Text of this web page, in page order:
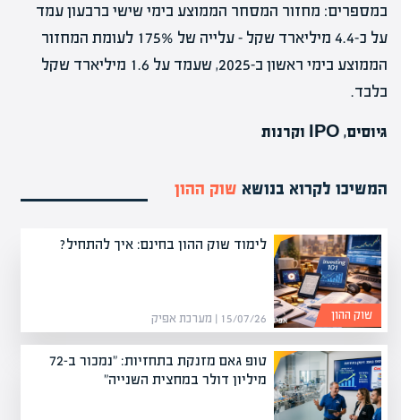
במספרים: מחזור המסחר הממוצע בימי שישי ברבעון עמד
על כ-4.4 מיליארד שקל – עלייה של 175% לעומת המחזור
הממוצע בימי ראשון ב-2025, שעמד על 1.6 מיליארד שקל
בלבד.
גיוסים, IPO וקרנות
המשיכו לקרוא בנושא שוק ההון
לימוד שוק ההון בחינם: איך להתחיל?
15/07/26 | מערכת אפיק שוק ההון
טופ גאם מזנקת בתחזיות: "נמכור ב-72
מיליון דולר במחצית השנייה"